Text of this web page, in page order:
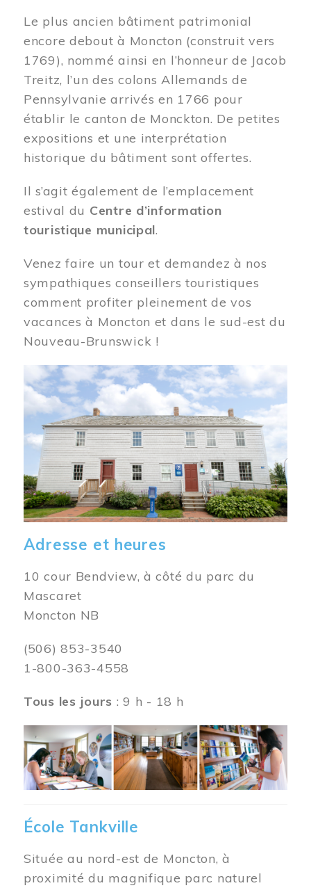
Le plus ancien bâtiment patrimonial
encore debout à Moncton (construit vers
1769), nommé ainsi en l’honneur de Jacob
Treitz, l’un des colons Allemands de
Pennsylvanie arrivés en 1766 pour
établir le canton de Monckton. De petites
expositions et une interprétation
historique du bâtiment sont offertes.
Il s’agit également de l’emplacement
estival du Centre d’information
touristique municipal.
Venez faire un tour et demandez à nos
sympathiques conseillers touristiques
comment profiter pleinement de vos
vacances à Moncton et dans le sud-est du
Nouveau-Brunswick !
Image
Adresse et heures
10 cour Bendview, à côté du parc du
Mascaret
Moncton NB
(506) 853-3540
1-800-363-4558
Tous les jours : 9 h - 18 h
Image
École Tankville
Située au nord-est de Moncton, à
proximité du magnifique parc naturel